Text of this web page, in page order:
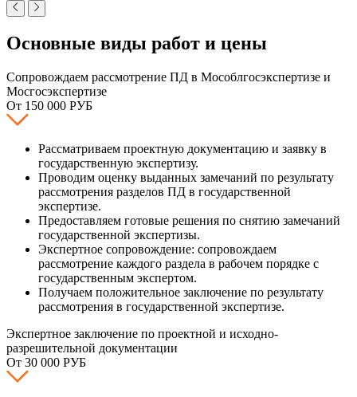
Основные виды работ и цены
Сопровождаем рассмотрение ПД в Мособлгосэкспертизе и
Мосгосэкспертизе
От 150 000 РУБ
Рассматриваем проектную документацию и заявку в
государственную экспертизу.
Проводим оценку выданных замечаний по результату
рассмотрения разделов ПД в государственной
экспертизе.
Предоставляем готовые решения по снятию замечаний
государственной экспертизы.
Экспертное сопровождение: сопровождаем
рассмотрение каждого раздела в рабочем порядке с
государственным экспертом.
Получаем положительное заключение по результату
рассмотрения в государственной экспертизе.
Экспертное заключение по проектной и исходно-
разрешительной документации
От 30 000 РУБ